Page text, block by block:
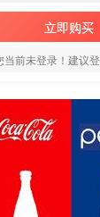
立即购买
当前未登录！建议